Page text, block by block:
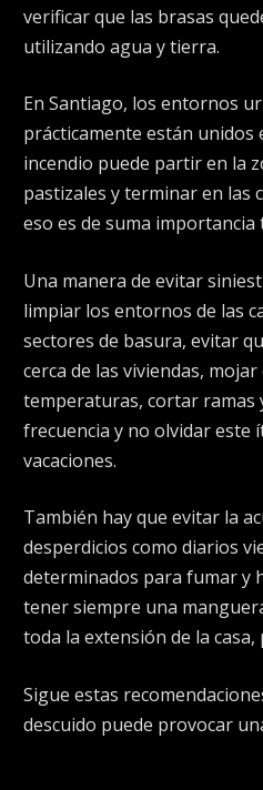
verificar que las brasas
utilizando agua y tierra.
En Santiago, los entornos
prácticamente están unidos
incendio puede partir en la
pastizales y terminar en las
eso es de suma importancia
Una manera de evitar
limpiar los entornos de las
sectores de basura, evitar
cerca de las viviendas,
temperaturas, cortar ramas
frecuencia y no olvidar este
vacaciones.
También hay que evitar la
desperdicios como diarios
determinados para fumar y
tener siempre una
toda la extensión de la
Sigue estas
descuido puede provocar